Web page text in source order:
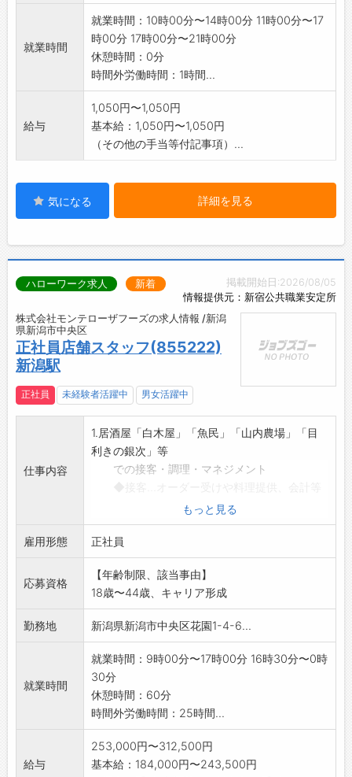
務
*全国のマクドナルドには約7千人のシニアスタ
ッフ
(60歳～80歳代の方)が在籍しています。
*外国人の方も多数活躍中(日本語のあいさつが
カタカナが読める方)
変更範囲:フロア担当業務
就業時間
就業時間：10時00分〜14時00分 11時00分〜17
時00分 17時00分〜21時00分
休憩時間：0分
時間外労働時間：1時間...
給与
1,050円〜1,050円
基本給：1,050円〜1,050円
（その他の手当等付記事項）...
気になる 詳細を見る
掲載開始日:2026/08/05
情報提供元：新宿公共職業安定所
ハローワーク求人 新着
株式会社モンテローザフーズの求人情報 /新潟
県新潟市中央区
正社員店舗スタッフ(855222)
新潟駅
正社員 未経験者活躍中 男女活躍中
仕事内容
1.居酒屋「白木屋」「魚民」「山内農場」「目
利きの銀次」等
での接客・調理・マネジメント
◆調理…揚げ物や焼き物等、簡単な調理か
ら開始
◆マネジメント…売上管理、シフト管理、
人材育成等
2.店長候補を経て、店長、エリアマネージャ
ー、ブロック長、
変更範囲:変更なし
もっと見る
雇用形態 正社員
応募資格
【年齢制限、該当事由】
18歳〜44歳、キャリア形成
勤務地 新潟県新潟市中央区花園1-4-6...
就業時間
就業時間：9時00分〜17時00分 16時30分〜0時
30分
休憩時間：60分
時間外労働時間：25時間...
給与
253,000円〜312,500円
基本給：184,000円〜243,500円